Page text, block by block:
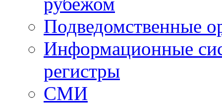
Подведомственные
Информационные
регистры
СМИ